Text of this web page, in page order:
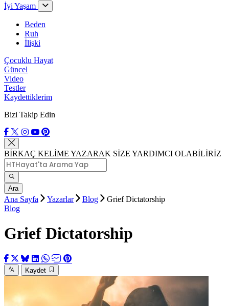
İyi Yaşam
Beden
Ruh
İlişki
Çocuklu Hayat
Güncel
Video
Testler
Kaydettiklerim
Bizi Takip Edin
BİRKAÇ KELİME YAZARAK SİZE YARDIMCI OLABİLİRİZ
Ara
Ana Sayfa Yazarlar Blog
Grief Dictatorship
Blog
Grief Dictatorship
Kaydet